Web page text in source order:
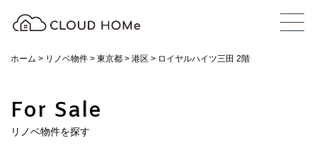
ホーム > リノベ物件 > 東京都 > 港区 > ロイヤルハイツ三田 2階
For Sale
リノベ物件を探す